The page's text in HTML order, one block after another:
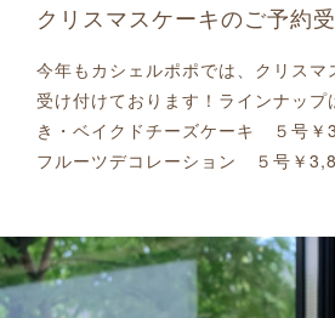
クリスマスケーキのご予約
今年もカシェルポポでは、クリスマ
受け付けております！ラインナップ
き・ベイクドチーズケーキ ５号￥
フルーツデコレーション ５号￥